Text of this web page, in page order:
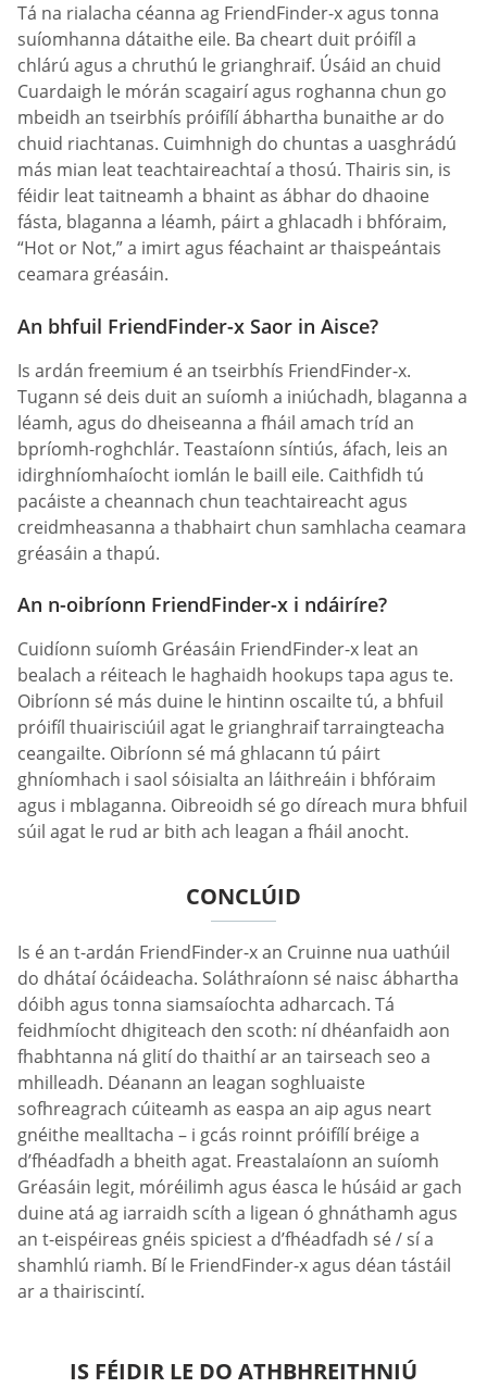
Tá na rialacha céanna ag FriendFinder-x agus tonna
suíomhanna dátaithe eile. Ba cheart duit próifíl a
chlárú agus a chruthú le grianghraif. Úsáid an chuid
Cuardaigh le mórán scagairí agus roghanna chun go
mbeidh an tseirbhís próifílí ábhartha bunaithe ar do
chuid riachtanas. Cuimhnigh do chuntas a uasghrádú
más mian leat teachtaireachtaí a thosú. Thairis sin, is
féidir leat taitneamh a bhaint as ábhar do dhaoine
fásta, blaganna a léamh, páirt a ghlacadh i bhfóraim,
“Hot or Not,” a imirt agus féachaint ar thaispeántais
ceamara gréasáin.
An bhfuil FriendFinder-x Saor in Aisce?
Is ardán freemium é an tseirbhís FriendFinder-x.
Tugann sé deis duit an suíomh a iniúchadh, blaganna a
léamh, agus do dheiseanna a fháil amach tríd an
bpríomh-roghchlár. Teastaíonn síntiús, áfach, leis an
idirghníomhaíocht iomlán le baill eile. Caithfidh tú
pacáiste a cheannach chun teachtaireacht agus
creidmheasanna a thabhairt chun samhlacha ceamara
gréasáin a thapú.
An n-oibríonn FriendFinder-x i ndáiríre?
Cuidíonn suíomh Gréasáin FriendFinder-x leat an
bealach a réiteach le haghaidh hookups tapa agus te.
Oibríonn sé más duine le hintinn oscailte tú, a bhfuil
próifíl thuairisciúil agat le grianghraif tarraingteacha
ceangailte. Oibríonn sé má ghlacann tú páirt
ghníomhach i saol sóisialta an láithreáin i bhfóraim
agus i mblaganna. Oibreoidh sé go díreach mura bhfuil
súil agat le rud ar bith ach leagan a fháil anocht.
CONCLÚID
Is é an t-ardán FriendFinder-x an Cruinne nua uathúil
do dhátaí ócáideacha. Soláthraíonn sé naisc ábhartha
dóibh agus tonna siamsaíochta adharcach. Tá
feidhmíocht dhigiteach den scoth: ní dhéanfaidh aon
fhabhtanna ná glití do thaithí ar an tairseach seo a
mhilleadh. Déanann an leagan soghluaiste
sofhreagrach cúiteamh as easpa an aip agus neart
gnéithe mealltacha – i gcás roinnt próifílí bréige a
d’fhéadfadh a bheith agat. Freastalaíonn an suíomh
Gréasáin legit, móréilimh agus éasca le húsáid ar gach
duine atá ag iarraidh scíth a ligean ó ghnáthamh agus
an t-eispéireas gnéis spiciest a d’fhéadfadh sé / sí a
shamhlú riamh. Bí le FriendFinder-x agus déan tástáil
ar a thairiscintí.
IS FÉIDIR LE DO ATHBHREITHNIÚ